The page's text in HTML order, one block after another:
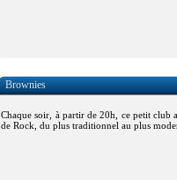
Brownies
Chaque soir, à partir de 20h, ce petit club
de Rock, du plus traditionnel au plus